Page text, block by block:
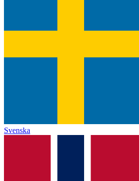
Svenska